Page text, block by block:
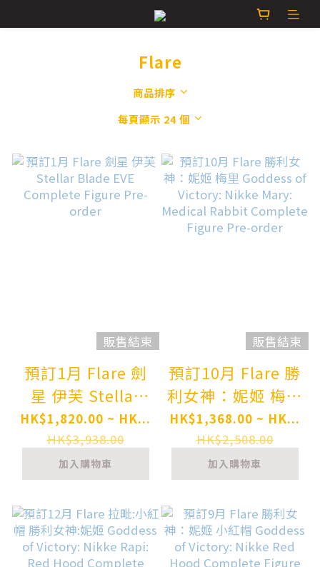
Flare
商品排序
每頁顯示 24 個
販售結束
預訂1月 Flare 劍
星 伊芙 Stellar
Blade EVE
Complete Figure
Pre-order
HK$1,820.00 ~ HK...
HK$3,938.00
加入購物車
販售結束
預訂10月 Flare 勝
利女神：妮姬 梅里
Goddess of
Victory: Nikke
Mary: Medical
Rabbit Complete
Figure Pre-order
HK$1,368.00 ~ HK...
HK$2,508.00
加入購物車